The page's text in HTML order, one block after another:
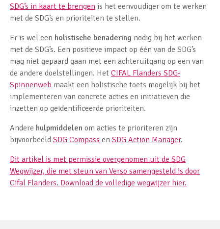
SDG’s in kaart te brengen is het eenvoudiger om te werken
met de SDG’s en prioriteiten te stellen.
Er is wel een holistische benadering nodig bij het werken
met de SDG’s. Een positieve impact op één van de SDG’s
mag niet gepaard gaan met een achteruitgang op een van
de andere doelstellingen. Het CIFAL Flanders SDG-
Spinnenweb maakt een holistische toets mogelijk bij het
implementeren van concrete acties en initiatieven die
inzetten op geïdentificeerde prioriteiten.
Andere hulpmiddelen om acties te prioriteren zijn
bijvoorbeeld SDG Compass en SDG Action Manager.
Dit artikel is met permissie overgenomen uit de SDG
Wegwijzer, die met steun van Verso samengesteld is door
Cifal Flanders. Download de volledige wegwijzer hier.